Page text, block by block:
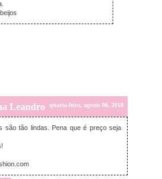
Leandro quarta-feira, agosto 08, 2018
são tão lindas. Pena que é preço seja